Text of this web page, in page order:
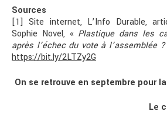
Sources
[1] Site internet, L’Info Durable,
Sophie Novel, « Plastique dans les
après l’échec du vote à l’assemblée ?
https://bit.ly/2LTZy2G
On se retrouve en septembre pour
Le